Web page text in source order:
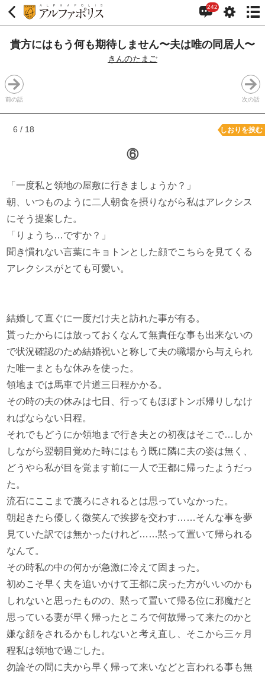
242
貴方にはもう何も期待しません〜夫は唯の同居人〜
きんのたまご
前の話 次の話
6 / 18 しおりを挟む
⑥
「一度私と領地の屋敷に行きましょうか？」
朝、いつものように二人朝食を摂りながら私はアレクシス
にそう提案した。
「りょうち…ですか？」
聞き慣れない言葉にキョトンとした顔でこちらを見てくる
アレクシスがとても可愛い。
結婚して直ぐに一度だけ夫と訪れた事が有る。
貰ったからには放っておくなんて無責任な事も出来ないの
で状況確認のため結婚祝いと称して夫の職場から与えられ
た唯一まともな休みを使った。
領地までは馬車で片道三日程かかる。
その時の夫の休みは七日、行ってもほぼトンボ帰りしなけ
ればならない日程。
それでもどうにか領地まで行き夫との初夜はそこで…しか
しながら翌朝目覚めた時にはもう既に隣に夫の姿は無く、
どうやら私が目を覚ます前に一人で王都に帰ったようだっ
た。
流石にここまで蔑ろにされるとは思っていなかった。
朝起きたら優しく微笑んで挨拶を交わす……そんな事を夢
見ていた訳では無かったけれど……黙って置いて帰られる
なんて。
その時私の中の何かが急激に冷えて固まった。
初めこそ早く夫を追いかけて王都に戻った方がいいのかも
しれないと思ったものの、黙って置いて帰る位に邪魔だと
思っている妻が早く帰ったところで何故帰って来たのかと
嫌な顔をされるかもしれないと考え直し、そこから三ヶ月
程私は領地で過ごした。
勿論その間に夫から早く帰って来いなどと言われる事も無